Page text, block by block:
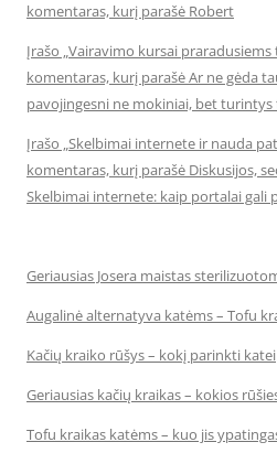
komentaras, kurį parašė Robert
Įrašo „Vairavimo kursai
komentaras, kurį parašė Ar ne gėda
pavojingesni ne mokiniai, bet
Įrašo „Skelbimai internete ir nauda
komentaras, kurį parašė Diskusijos,
Skelbimai internete: kaip portalai gali
Geriausias Josera maistas
Augalinė alternatyva katėms – Tofu
Kačių kraiko rūšys – kokį parinkti katei
Geriausias kačių kraikas – kokios
Tofu kraikas katėms – kuo jis